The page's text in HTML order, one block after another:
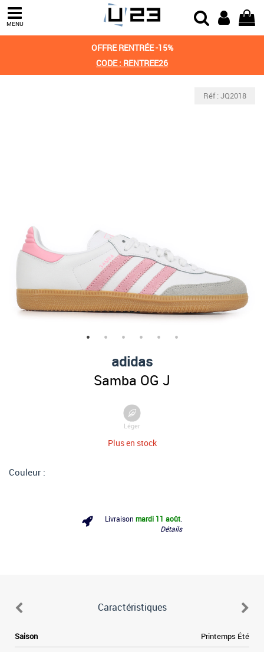
MENU
OFFRE RENTRÉE -15%
CODE : RENTREE26
Réf : JQ2018
adidas
Samba OG J
Léger
Plus en stock
Couleur :
Livraison mardi 11 août
Détails
Caractéristiques
Saison Printemps Été